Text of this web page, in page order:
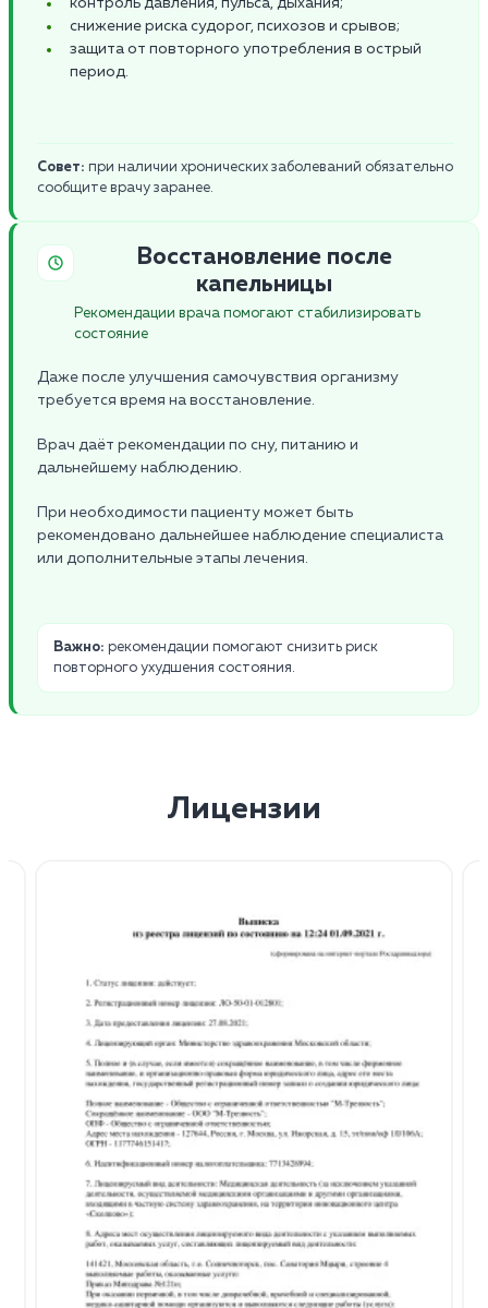
контроль давления, пульса, дыхания;
снижение риска судорог, психозов и срывов;
защита от повторного употребления в острый
период.
Совет: при наличии хронических заболеваний обязательно
сообщите врачу заранее.
Восстановление после
капельницы
Рекомендации врача помогают стабилизировать
состояние
Даже после улучшения самочувствия организму
требуется время на восстановление.
Врач даёт рекомендации по сну, питанию и
дальнейшему наблюдению.
При необходимости пациенту может быть
рекомендовано дальнейшее наблюдение специалиста
или дополнительные этапы лечения.
Важно: рекомендации помогают снизить риск
повторного ухудшения состояния.
Лицензии